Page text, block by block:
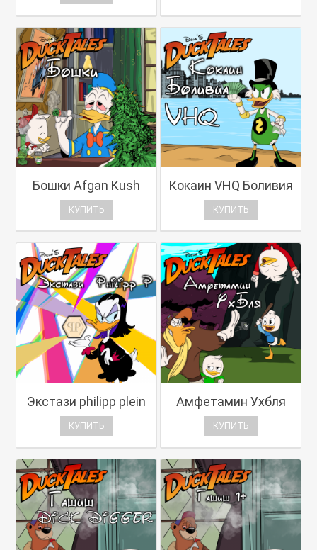
Бошки Afgan Kush
КУПИТЬ
Кокаин VHQ Боливия
КУПИТЬ
Экстази philipp plein
КУПИТЬ
Амфетамин Ухбля
КУПИТЬ